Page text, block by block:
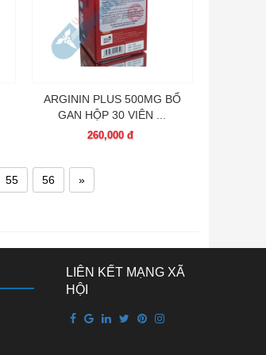
ARGININ PLUS 500MG BỔ
GAN HỘP 30 VIÊN ...
260,000 đ
55 56 »
LIÊN KẾT MẠNG XÃ
HỘI